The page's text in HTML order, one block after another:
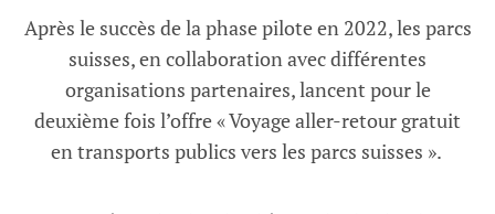
Après le succès de la phase pilote en 2022, les parcs
suisses, en collaboration avec différentes
organisations partenaires, lancent pour le
deuxième fois l’offre « Voyage aller-retour gratuit
en transports publics vers les parcs suisses ».